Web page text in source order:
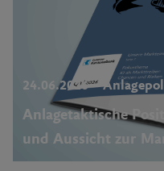
24.06.2026 –
Anlagetaktische
und Aussicht zur